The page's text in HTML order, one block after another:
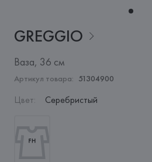
GREGGIO
Ваза, 36 см
Артикул товара: 51304900
Цвет: Серебристый